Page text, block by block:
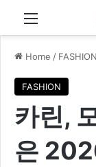
Menu
Home / FASHION
FASHION
카린,
은